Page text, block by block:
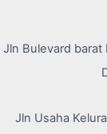
Jln Bulevard barat
Jln Usaha